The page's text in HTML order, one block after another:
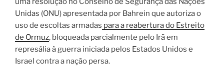
Unidas (ONU) apresentada por Bahrein que autoriza o
uso de escoltas armadas para a reabertura do Estreito
de Ormuz, bloqueada parcialmente pelo Irã em
represália à guerra iniciada pelos Estados Unidos e
Israel contra a nação persa.